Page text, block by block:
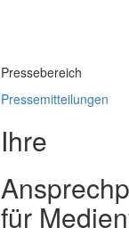
Pressebereich
Pressemitteilungen
Ihre
für